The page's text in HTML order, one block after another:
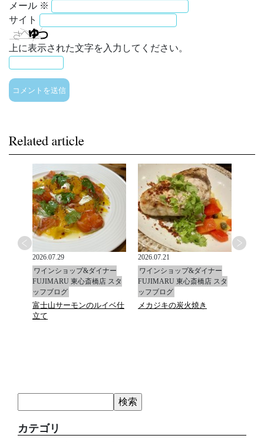
メール ※
サイト
上に表示された文字を入力してください。
2026.07.29
ワインショップ&ダイナー
FUJIMARU 東心斎橋店 スタ
ッフブログ
富士山サーモンのルイベ仕
立て
2026.07.21
ワインショップ&ダイナー
FUJIMARU 東心斎橋店 スタ
ッフブログ
メカジキの炭火焼き
カテゴリ